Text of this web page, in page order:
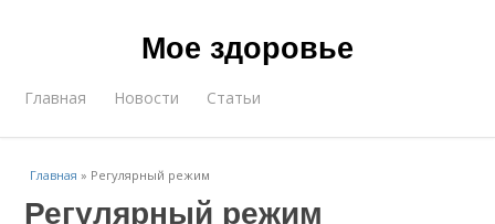
Мое здоровье
Главная Новости Статьи
Главная » Регулярный режим
Регулярный режим